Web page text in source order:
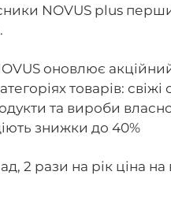
NOVUS plus
оновлює
товарів: свіжі
та вироби
знижки до 40%
2 рази на рік ціна на